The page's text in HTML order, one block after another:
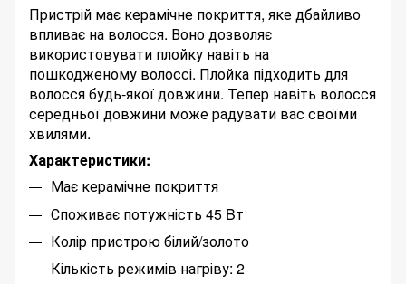
Пристрій має керамічне покриття, яке дбайливо
впливає на волосся. Воно дозволяє
використовувати плойку навіть на
пошкодженому волоссі. Плойка підходить для
волосся будь-якої довжини. Тепер навіть волосся
середньої довжини може радувати вас своїми
хвилями.
Характеристики:
Має керамічне покриття
Споживає потужність 45 Bт
Колір пристрою білий/золото
Кількість режимів нагріву: 2